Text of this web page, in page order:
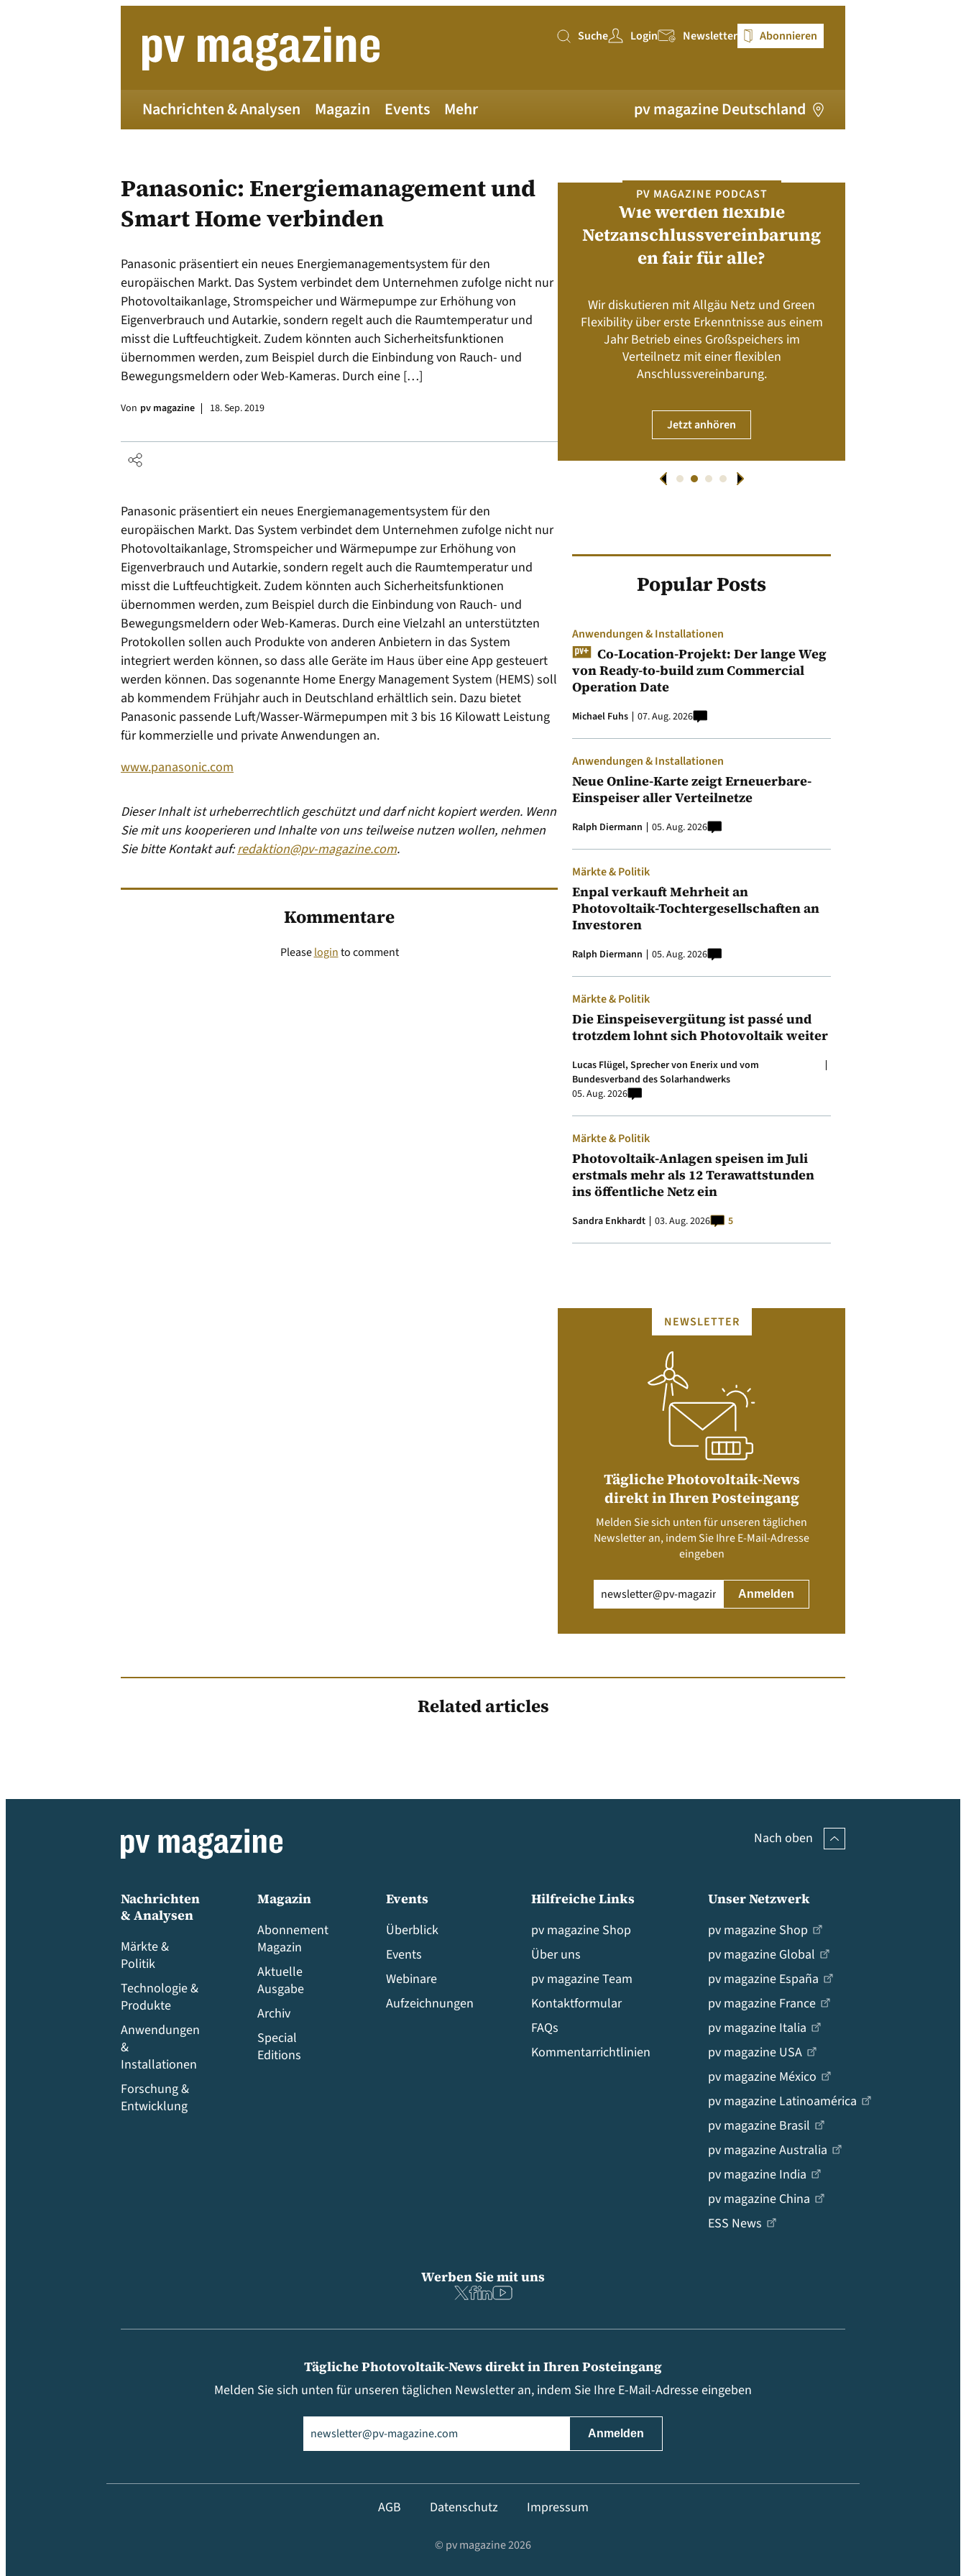
Suche
Suche Login Newsletter Abonnieren
Nachrichten & Analysen Magazin Events Mehr pv magazine Deutschland
Panasonic: Energiemanagement und
Smart Home verbinden
Panasonic präsentiert ein neues Energiemanagementsystem für den
europäischen Markt. Das System verbindet dem Unternehmen zufolge nicht nur
Photovoltaikanlage, Stromspeicher und Wärmepumpe zur Erhöhung von
Eigenverbrauch und Autarkie, sondern regelt auch die Raumtemperatur und
misst die Luftfeuchtigkeit. Zudem könnten auch Sicherheitsfunktionen
übernommen werden, zum Beispiel durch die Einbindung von Rauch- und
Bewegungsmeldern oder Web-Kameras. Durch eine […]
Von pv magazine 18. Sep. 2019
Panasonic präsentiert ein neues Energiemanagementsystem für den
europäischen Markt. Das System verbindet dem Unternehmen zufolge nicht nur
Photovoltaikanlage, Stromspeicher und Wärmepumpe zur Erhöhung von
Eigenverbrauch und Autarkie, sondern regelt auch die Raumtemperatur und
misst die Luftfeuchtigkeit. Zudem könnten auch Sicherheitsfunktionen
übernommen werden, zum Beispiel durch die Einbindung von Rauch- und
Bewegungsmeldern oder Web-Kameras. Durch eine Vielzahl an unterstützten
Protokollen sollen auch Produkte von anderen Anbietern in das System
integriert werden können, so dass alle Geräte im Haus über eine App gesteuert
werden können. Das sogenannte Home Energy Management System (HEMS) soll
ab kommendem Frühjahr auch in Deutschland erhältlich sein. Dazu bietet
Panasonic passende Luft/Wasser-Wärmepumpen mit 3 bis 16 Kilowatt Leistung
für kommerzielle und private Anwendungen an.
www.panasonic.com
Dieser Inhalt ist urheberrechtlich geschützt und darf nicht kopiert werden. Wenn
Sie mit uns kooperieren und Inhalte von uns teilweise nutzen wollen, nehmen
Sie bitte Kontakt auf:redaktion@pv-magazine.com.
Kommentare
Pleaseloginto comment
PV MAGAZINE DEUTSCHLAND
Juni-Ausgabe 2026
Die neue pv magazine Deutschland Ausgabe
ist jetzt verfügbar!
Alles neu? Rahmenbedingungen, Produkte,
Energiemanagement und Speicher-
Geschäftsmodelle
PV MAGAZINE PODCAST
Wie werden flexible
Netzanschlussvereinbarung
en fair für alle?
Wir diskutieren mit Allgäu Netz und Green
Flexibility über erste Erkenntnisse aus einem
Jahr Betrieb eines Großspeichers im
Verteilnetz mit einer flexiblen
Anschlussvereinbarung.
Jetzt anhören
Popular Posts
Anwendungen & Installationen
Co-Location-Projekt: Der lange Weg
von Ready-to-build zum Commercial
Operation Date
Michael Fuhs 07. Aug. 2026
Anwendungen & Installationen
Neue Online-Karte zeigt Erneuerbare-
Einspeiser aller Verteilnetze
Ralph Diermann 05. Aug. 2026
Märkte & Politik
Enpal verkauft Mehrheit an
Photovoltaik-Tochtergesellschaften an
Investoren
Ralph Diermann 05. Aug. 2026
Märkte & Politik
Die Einspeisevergütung ist passé und
trotzdem lohnt sich Photovoltaik weiter
Lucas Flügel, Sprecher von Enerix und vom
Bundesverband des Solarhandwerks
05. Aug. 2026
Märkte & Politik
Photovoltaik-Anlagen speisen im Juli
erstmals mehr als 12 Terawattstunden
ins öffentliche Netz ein
Sandra Enkhardt 03. Aug. 2026 5
NEWSLETTER
Tägliche Photovoltaik-News
direkt in Ihren Posteingang
Melden Sie sich unten für unseren täglichen
Newsletter an, indem Sie Ihre E-Mail-Adresse
eingeben
(erforderlich)
Related articles
Nach oben
Nachrichten
& Analysen
Märkte &
Politik
Technologie &
Produkte
Anwendungen
&
Installationen
Forschung &
Entwicklung
Magazin
Abonnement
Magazin
Aktuelle
Ausgabe
Archiv
Special
Editions
Events
Überblick
Events
Webinare
Aufzeichnungen
Hilfreiche Links
pv magazine Shop
Über uns
pv magazine Team
Kontaktformular
FAQs
Kommentarrichtlinien
Unser Netzwerk
pv magazine Shop
pv magazine Global
pv magazine España
pv magazine France
pv magazine Italia
pv magazine USA
pv magazine México
pv magazine Latinoamérica
pv magazine Brasil
pv magazine Australia
pv magazine India
pv magazine China
ESS News
Tägliche Photovoltaik-News direkt in Ihren Posteingang
Melden Sie sich unten für unseren täglichen Newsletter an, indem Sie Ihre E-Mail-Adresse eingeben
(erforderlich)
Werben Sie mit uns
AGB Datenschutz Impressum
© pv magazine 2026